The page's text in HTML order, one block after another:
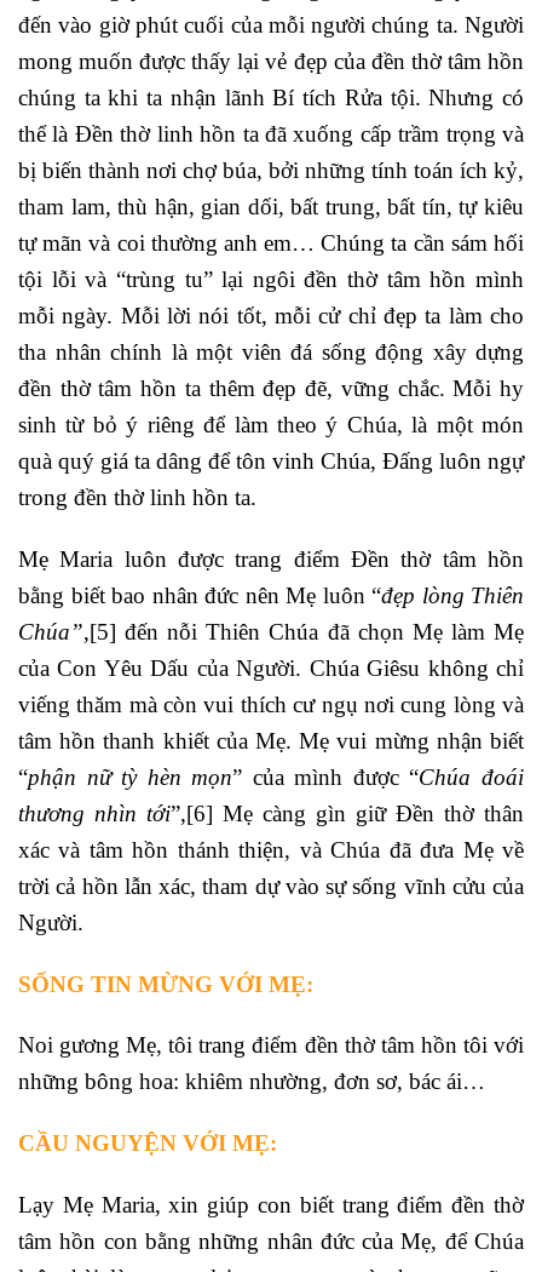
đến vào giờ phút cuối của mỗi người chúng ta. Người
mong muốn được thấy lại vẻ đẹp của đền thờ tâm hồn
chúng ta khi ta nhận lãnh Bí tích Rửa tội. Nhưng có
thể là Đền thờ linh hồn ta đã xuống cấp trầm trọng và
bị biến thành nơi chợ búa, bởi những tính toán ích kỷ,
tham lam, thù hận, gian dối, bất trung, bất tín, tự kiêu
tự mãn và coi thường anh em… Chúng ta cần sám hối
tội lỗi và “trùng tu” lại ngôi đền thờ tâm hồn mình
mỗi ngày. Mỗi lời nói tốt, mỗi cử chỉ đẹp ta làm cho
tha nhân chính là một viên đá sống động xây dựng
đền thờ tâm hồn ta thêm đẹp đẽ, vững chắc. Mỗi hy
sinh từ bỏ ý riêng để làm theo ý Chúa, là một món
quà quý giá ta dâng để tôn vinh Chúa, Đấng luôn ngự
trong đền thờ linh hồn ta.
Mẹ Maria luôn được trang điểm Đền thờ tâm hồn
bằng biết bao nhân đức nên Mẹ luôn “đẹp lòng Thiên
Chúa”,[5] đến nỗi Thiên Chúa đã chọn Mẹ làm Mẹ
của Con Yêu Dấu của Người. Chúa Giêsu không chỉ
viếng thăm mà còn vui thích cư ngụ nơi cung lòng và
tâm hồn thanh khiết của Mẹ. Mẹ vui mừng nhận biết
“phận nữ tỳ hèn mọn” của mình được “Chúa đoái
thương nhìn tới”,[6] Mẹ càng gìn giữ Đền thờ thân
xác và tâm hồn thánh thiện, và Chúa đã đưa Mẹ về
trời cả hồn lẫn xác, tham dự vào sự sống vĩnh cửu của
Người.
SỐNG TIN MỪNG VỚI MẸ:
Noi gương Mẹ, tôi trang điểm đền thờ tâm hồn tôi với
những bông hoa: khiêm nhường, đơn sơ, bác ái…
CẦU NGUYỆN VỚI MẸ:
Lạy Mẹ Maria, xin giúp con biết trang điểm đền thờ
tâm hồn con bằng những nhân đức của Mẹ, để Chúa